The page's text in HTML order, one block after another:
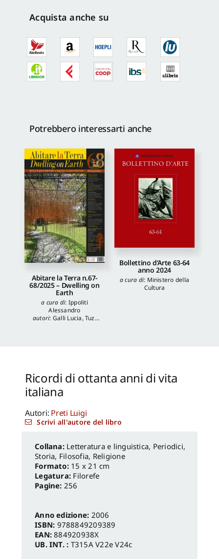
vita
quantità
Acquista anche su
Potrebbero interessarti anche
Abitare la Terra n.67-
68/2025 – Dwelling on
Earth
a cura di: Ippoliti
Alessandro
autori: Galli Lucia,Tuzi
Bollettino d’Arte 63-64
anno 2024
a cura di: Ministero della
Cultura
Ricordi di ottanta anni di vita
italiana
Autori: Preti Luigi
Scrivi all'autore del libro
Letteratura e linguistica, Periodici,
Storia, Filosofia, Religione
Formato: 15 x 21 cm
Legatura: Filorefe
Pagine: 256
Anno edizione: 2006
ISBN: 9788849209389
EAN:884920938X
UB. INT. : T315A V22e V24c